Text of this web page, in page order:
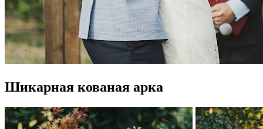
Шикарная кованая арка